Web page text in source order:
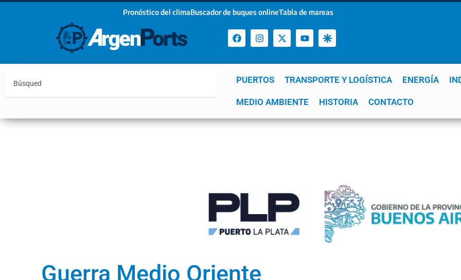
Pronóstico del climaBuscador de buques onlineTabla de mareas
PUERTOS TRANSPORTE Y LOGÍSTICA ENERGÍA
MEDIO AMBIENTE HISTORIA CONTACTO
YPF GNL Mar del Plata Patagonia Quequén
Guerra Medio Oriente
¡Sumate a nuestro Newsletter!
Email
Estoy de acuerdo con las condiciones y políticas de